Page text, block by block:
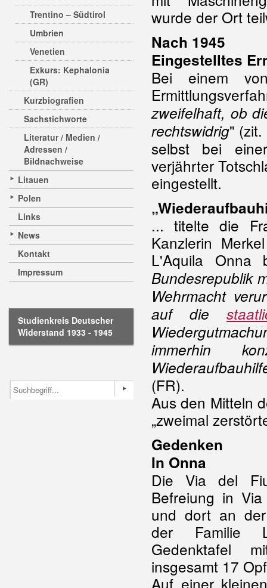
Trentino – Südtirol
Umbrien
Venetien
Exkurs: Kephalonia
(GR)
Kurzbiografien
Sachstichworte
Literatur / Medien /
Adressen /
Bildnachweise
Litauen
Polen
Links
News
Kontakt
Impressum
Studienkreis Deutscher
Widerstand 1933 - 1945
wurde der Ort
Nach 1945
Eingestelltes
Bei einem
zweifelhaft, ob
rechtswidrig"
selbst bei
verjährter
eingestellt.
... titelte die
Kanzlerin
L'Aquila Onna
Bundesrepublik
Wehrmacht
auf die
immerhin
(FR).
Aus den Mitteln
„zweimal
Gedenken
In Onna
Die Via del
Befreiung in
und dort an
der Familie
Gedenktafel
insgesamt 17
Auf einer